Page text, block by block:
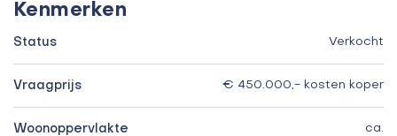
Kenmerken
Status Verkocht
Vraagprijs € 450.000,- kosten koper
Woonoppervlakte ca.